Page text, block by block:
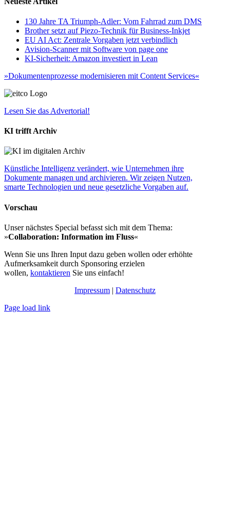
130 Jahre TA Triumph-Adler: Vom Fahrrad zum DMS
Brother setzt auf Piezo-Technik für Business-Inkjet
EU AI Act: Zentrale Vorgaben jetzt verbindlich
Avision-Scanner mit Software von page one
KI-Sicherheit: Amazon investiert in Lean
»Dokumentenprozesse modernisieren mit Content Services«
Lesen Sie das Advertorial!
KI trifft Archiv
Künstliche Intelligenz verändert, wie Unternehmen ihre
Dokumente managen und archivieren. Wir zeigen Nutzen,
smarte Technologien und neue gesetzliche Vorgaben auf.
Vorschau
Unser nächstes Special befasst sich mit dem Thema:
»Collaboration: Information im Fluss«
Wenn Sie uns Ihren Input dazu geben wollen oder erhöhte
Aufmerksamkeit durch Sponsoring erzielen
wollen, kontaktieren Sie uns einfach!
Impressum | Datenschutz
Page load link